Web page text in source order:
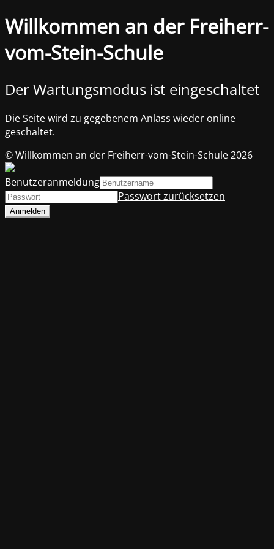
Willkommen an der Freiherr-
vom-Stein-Schule
Der Wartungsmodus ist eingeschaltet
Die Seite wird zu gegebenem Anlass wieder online
geschaltet.
© Willkommen an der Freiherr-vom-Stein-Schule 2026
Benutzeranmeldung
Passwort zurücksetzen